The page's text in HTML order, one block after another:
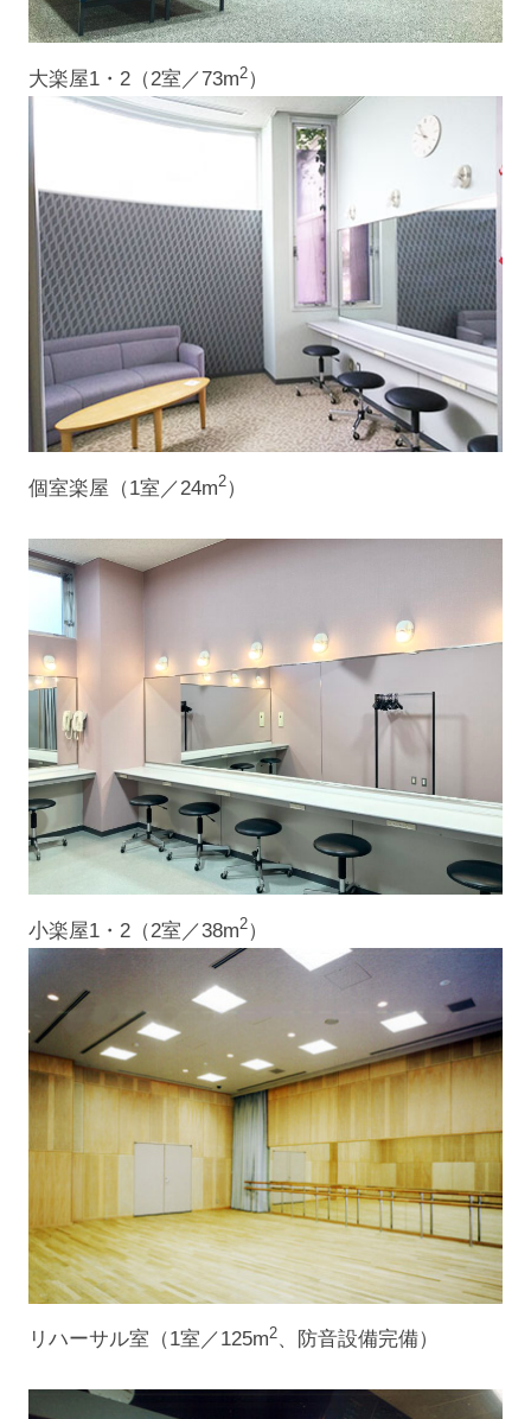
大楽屋1・2（2室／73m2）
個室楽屋（1室／24m2）
小楽屋1・2（2室／38m2）
リハーサル室（1室／125m2、防音設備完備）